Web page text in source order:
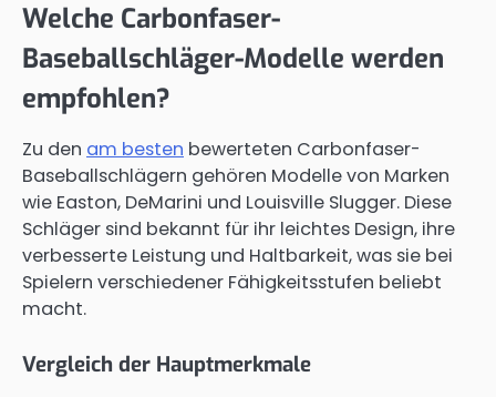
Welche Carbonfaser-
Baseballschläger-Modelle werden
empfohlen?
Zu den am besten bewerteten Carbonfaser-
Baseballschlägern gehören Modelle von Marken
wie Easton, DeMarini und Louisville Slugger. Diese
Schläger sind bekannt für ihr leichtes Design, ihre
verbesserte Leistung und Haltbarkeit, was sie bei
Spielern verschiedener Fähigkeitsstufen beliebt
macht.
Vergleich der Hauptmerkmale